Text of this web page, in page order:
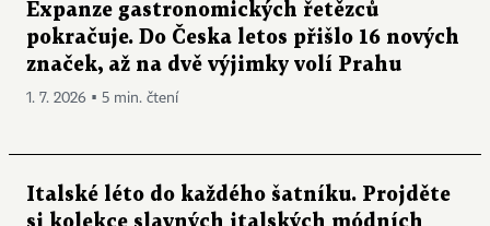
Expanze gastronomických řetězců
pokračuje. Do Česka letos přišlo 16 nových
značek, až na dvě výjimky volí Prahu
1. 7. 2026 ▪ 5 min. čtení
Italské léto do každého šatníku. Projděte
si kolekce slavných italských módních